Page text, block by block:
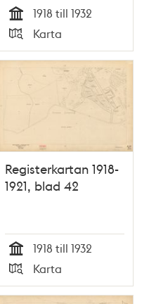
Tid
1918 till 1932
Typ
Karta
Registerkartan 1918-
1921, blad 42
Tid
1918 till 1932
Typ
Karta